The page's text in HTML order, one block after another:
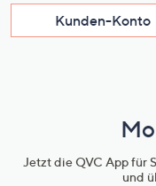
Kunden-Konto
Jetzt die QVC App für
und